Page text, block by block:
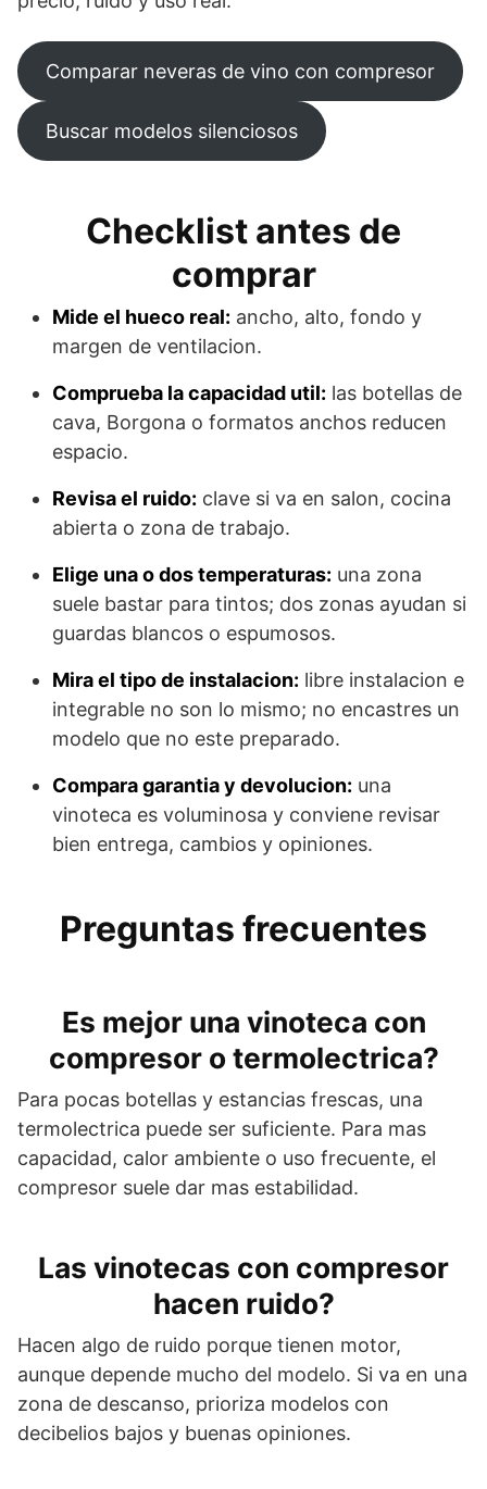
Comparar neveras de vino con compresor
Buscar modelos silenciosos
Checklist antes de
comprar
Mide el hueco real: ancho, alto, fondo y
margen de ventilacion.
Comprueba la capacidad util: las botellas de
cava, Borgona o formatos anchos reducen
espacio.
Revisa el ruido: clave si va en salon, cocina
abierta o zona de trabajo.
Elige una o dos temperaturas: una zona
suele bastar para tintos; dos zonas ayudan si
guardas blancos o espumosos.
Mira el tipo de instalacion: libre instalacion e
integrable no son lo mismo; no encastres un
modelo que no este preparado.
Compara garantia y devolucion: una
vinoteca es voluminosa y conviene revisar
bien entrega, cambios y opiniones.
Preguntas frecuentes
Es mejor una vinoteca con
compresor o termolectrica?
Para pocas botellas y estancias frescas, una
termolectrica puede ser suficiente. Para mas
capacidad, calor ambiente o uso frecuente, el
compresor suele dar mas estabilidad.
Las vinotecas con compresor
hacen ruido?
Hacen algo de ruido porque tienen motor,
aunque depende mucho del modelo. Si va en una
zona de descanso, prioriza modelos con
decibelios bajos y buenas opiniones.